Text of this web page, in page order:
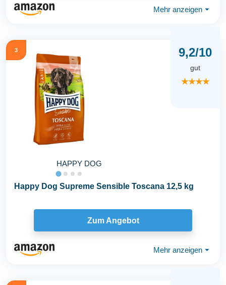
Mehr anzeigen ⏷
3
HAPPY DOG
9,2/10
gut
★★★★
Happy Dog Supreme Sensible Toscana 12,5 kg
Zum Angebot
Mehr anzeigen ⏷